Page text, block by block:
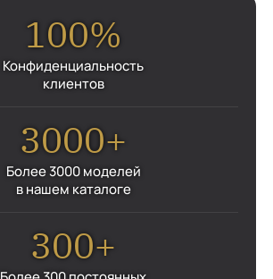
100%
Конфиденциальность
клиентов
3000+
Более 3000 моделей
в нашем каталоге
300+